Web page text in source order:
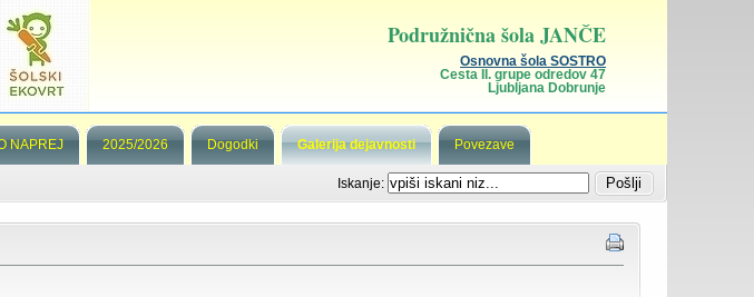
Podružnična šola JANČE
Osnovna šola SOSTRO
Cesta II. grupe odredov 47
Ljubljana Dobrunje
NAPREJ 2025/2026 Dogodki Galerija dejavnosti Povezave
Iskanje: